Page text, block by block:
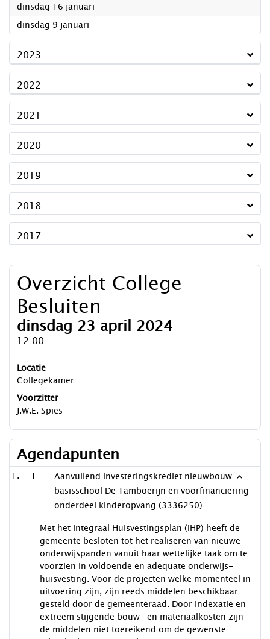
dinsdag 16 januari
dinsdag 9 januari
2023
2022
2021
2020
2019
2018
2017
Overzicht College
Besluiten
dinsdag 23 april 2024
12:00
Locatie
Collegekamer
Voorzitter
J.W.E. Spies
Agendapunten
1
Aanvullend investeringskrediet nieuwbouw
basisschool De Tamboerijn en voorfinanciering
onderdeel kinderopvang (3336250)
Met het Integraal Huisvestingsplan (IHP) heeft de
gemeente besloten tot het realiseren van nieuwe
onderwijspanden vanuit haar wettelijke taak om te
voorzien in voldoende en adequate onderwijs-
huisvesting. Voor de projecten welke momenteel in
uitvoering zijn, zijn reeds middelen beschikbaar
gesteld door de gemeenteraad. Door indexatie en
extreem stijgende bouw- en materiaalkosten zijn
de middelen niet toereikend om de gewenste